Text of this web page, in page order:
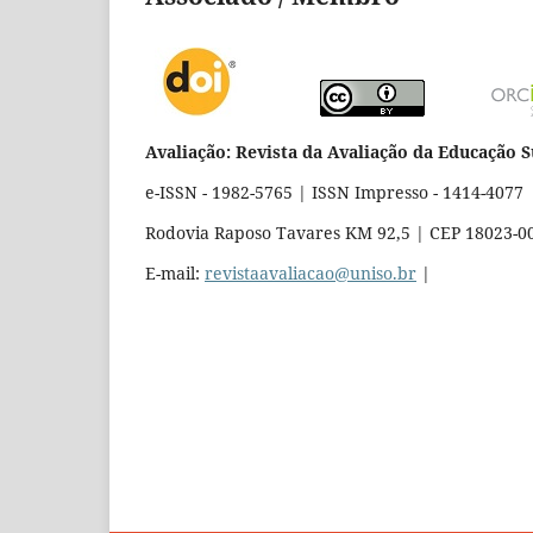
Avaliação: Revista da Avaliação da Educação
e-ISSN - 1982-5765 | ISSN Impresso - 1414-4077
Rodovia Raposo Tavares KM 92,5 | CEP
E-mail: revistaavaliacao@uniso.br |